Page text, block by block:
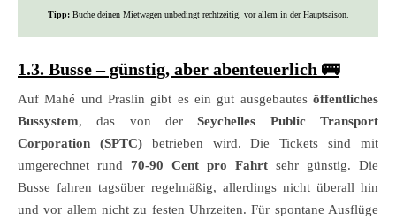
Tipp: Buche deinen Mietwagen unbedingt rechtzeitig, vor allem in der Hauptsaison.
1.3. Busse – günstig, aber abenteuerlich 🚌
Auf Mahé und Praslin gibt es ein gut ausgebautes öffentliches
Bussystem, das von derSeychelles Public Transport
Corporation (SPTC)betrieben wird. Die Tickets sind mit
umgerechnet rund 70-90 Cent pro Fahrt sehr günstig. Die
Busse fahren tagsüber regelmäßig, allerdings nicht überall hin
und vor allem nicht zu festen Uhrzeiten. Für spontane Ausflüge